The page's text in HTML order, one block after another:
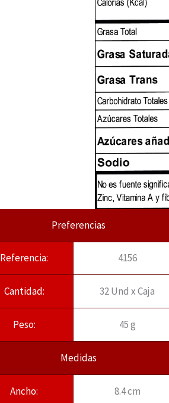
Preferencias
Referencia: 4156
Cantidad: 32 Und x Caja
Peso: 45 g
Medidas
Ancho: 8.4 cm